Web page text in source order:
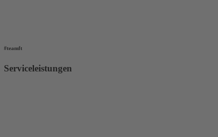
#teamft
Serviceleistungen